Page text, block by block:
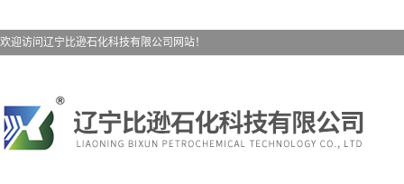
欢迎访问辽宁比逊石化科技有限公司网站！